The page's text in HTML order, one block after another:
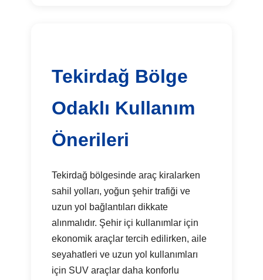
Tekirdağ Bölge
Odaklı Kullanım
Önerileri
Tekirdağ bölgesinde araç kiralarken
sahil yolları, yoğun şehir trafiği ve
uzun yol bağlantıları dikkate
alınmalıdır. Şehir içi kullanımlar için
ekonomik araçlar tercih edilirken, aile
seyahatleri ve uzun yol kullanımları
için SUV araçlar daha konforlu